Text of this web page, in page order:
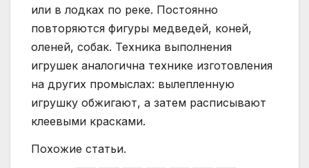
или в лодках по реке. Постоянно
повторяются фигуры медведей, коней,
оленей, собак. Техника выполнения
игрушек аналогична технике изготовления
на других промыслах: вылепленную
игрушку обжигают, а затем расписывают
клеевыми красками.
Похожие статьи.